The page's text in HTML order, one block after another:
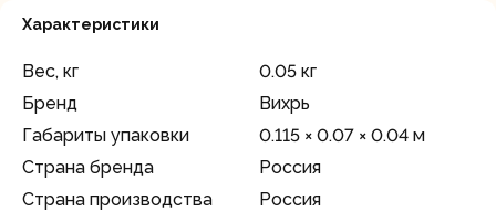
Характеристики
Вес, кг
0.05 кг
Бренд
Вихрь
Габариты упаковки
0.115 × 0.07 × 0.04 м
Страна бренда
Россия
Страна производства
Россия